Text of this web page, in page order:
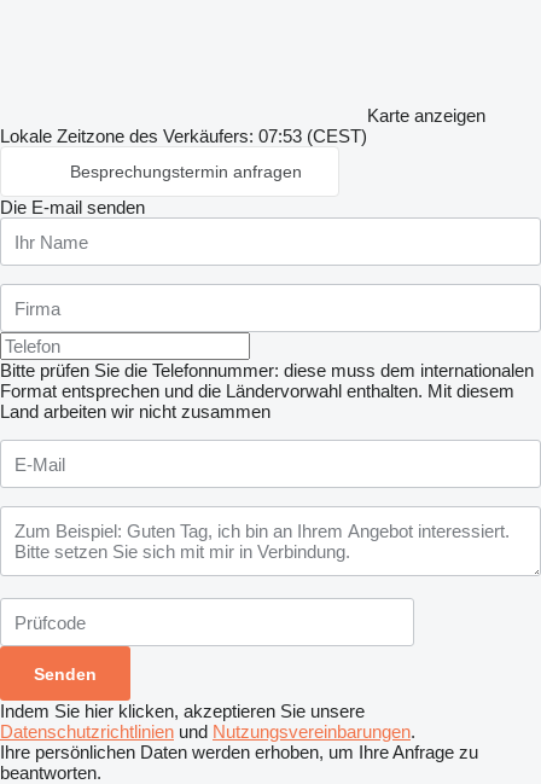
Karte anzeigen
Lokale Zeitzone des Verkäufers: 07:53 (CEST)
Besprechungstermin anfragen
Die E-mail senden
Bitte prüfen Sie die Telefonnummer: diese muss dem internationalen
Format entsprechen und die Ländervorwahl enthalten. Mit diesem
Land arbeiten wir nicht zusammen
Indem Sie hier klicken, akzeptieren Sie unsere
Datenschutzrichtlinien und Nutzungsvereinbarungen.
Ihre persönlichen Daten werden erhoben, um Ihre Anfrage zu
beantworten.